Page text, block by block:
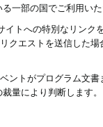
る一部の国でご利用い
トへの特別なリン
クエストを送信した
ントがプログラム文
量により判断します。